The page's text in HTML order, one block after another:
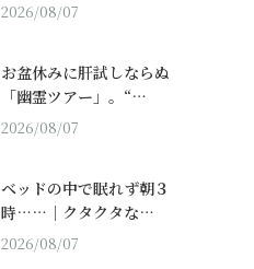
2026/08/07
お盆休みに肝試しならぬ
「幽霊ツアー」。“…
2026/08/07
ベッドの中で眠れず朝３
時……｜クタクタな…
2026/08/07